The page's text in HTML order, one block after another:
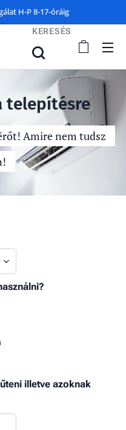
H-P 8-17-óráig
KERESÉS
telepítésre
Amire nem tudsz
illetve azoknak